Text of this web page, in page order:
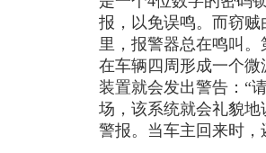
报，以免误鸣。而窃
里，报警器总在鸣叫
在车辆四周形成一个
装置就会发出警告：“
场，该系统就会礼貌
警报。当车主回来时，